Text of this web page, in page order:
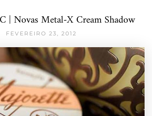
| Novas Metal-X Cream Shadow
FEVEREIRO 23, 2012